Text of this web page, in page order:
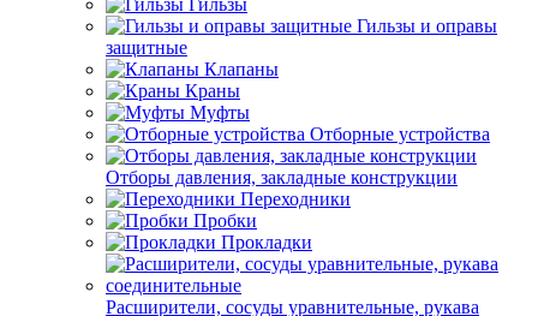
Гильзы
Гильзы и оправы
защитные
Клапаны
Краны
Муфты
Отборные устройства
Отборы давления, закладные конструкции
Переходники
Пробки
Прокладки
Расширители, сосуды уравнительные, рукава